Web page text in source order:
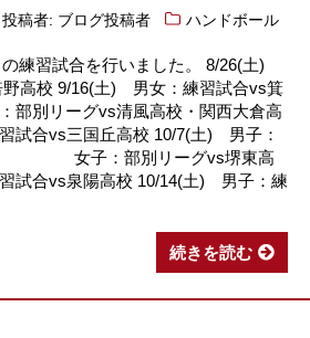
投稿者: ブログ投稿者 ハンドボール
練習試合を行いました。 8/26(土)
野高校 9/16(土) 男女：練習試合vs箕
部別リーグvs清風高校・関西大倉高
試合vs三国丘高校 10/7(土) 男子：
女子：部別リーグvs堺東高
試合vs泉陽高校 10/14(土) 男子：練
続きを読む